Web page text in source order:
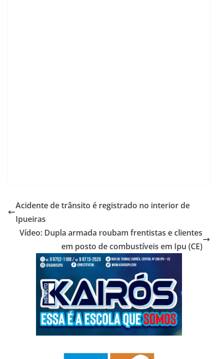
Acidente de trânsito é registrado no interior de
Ipueiras
Vídeo: Dupla armada roubam frentistas e clientes
em posto de combustíveis em Ipu (CE)